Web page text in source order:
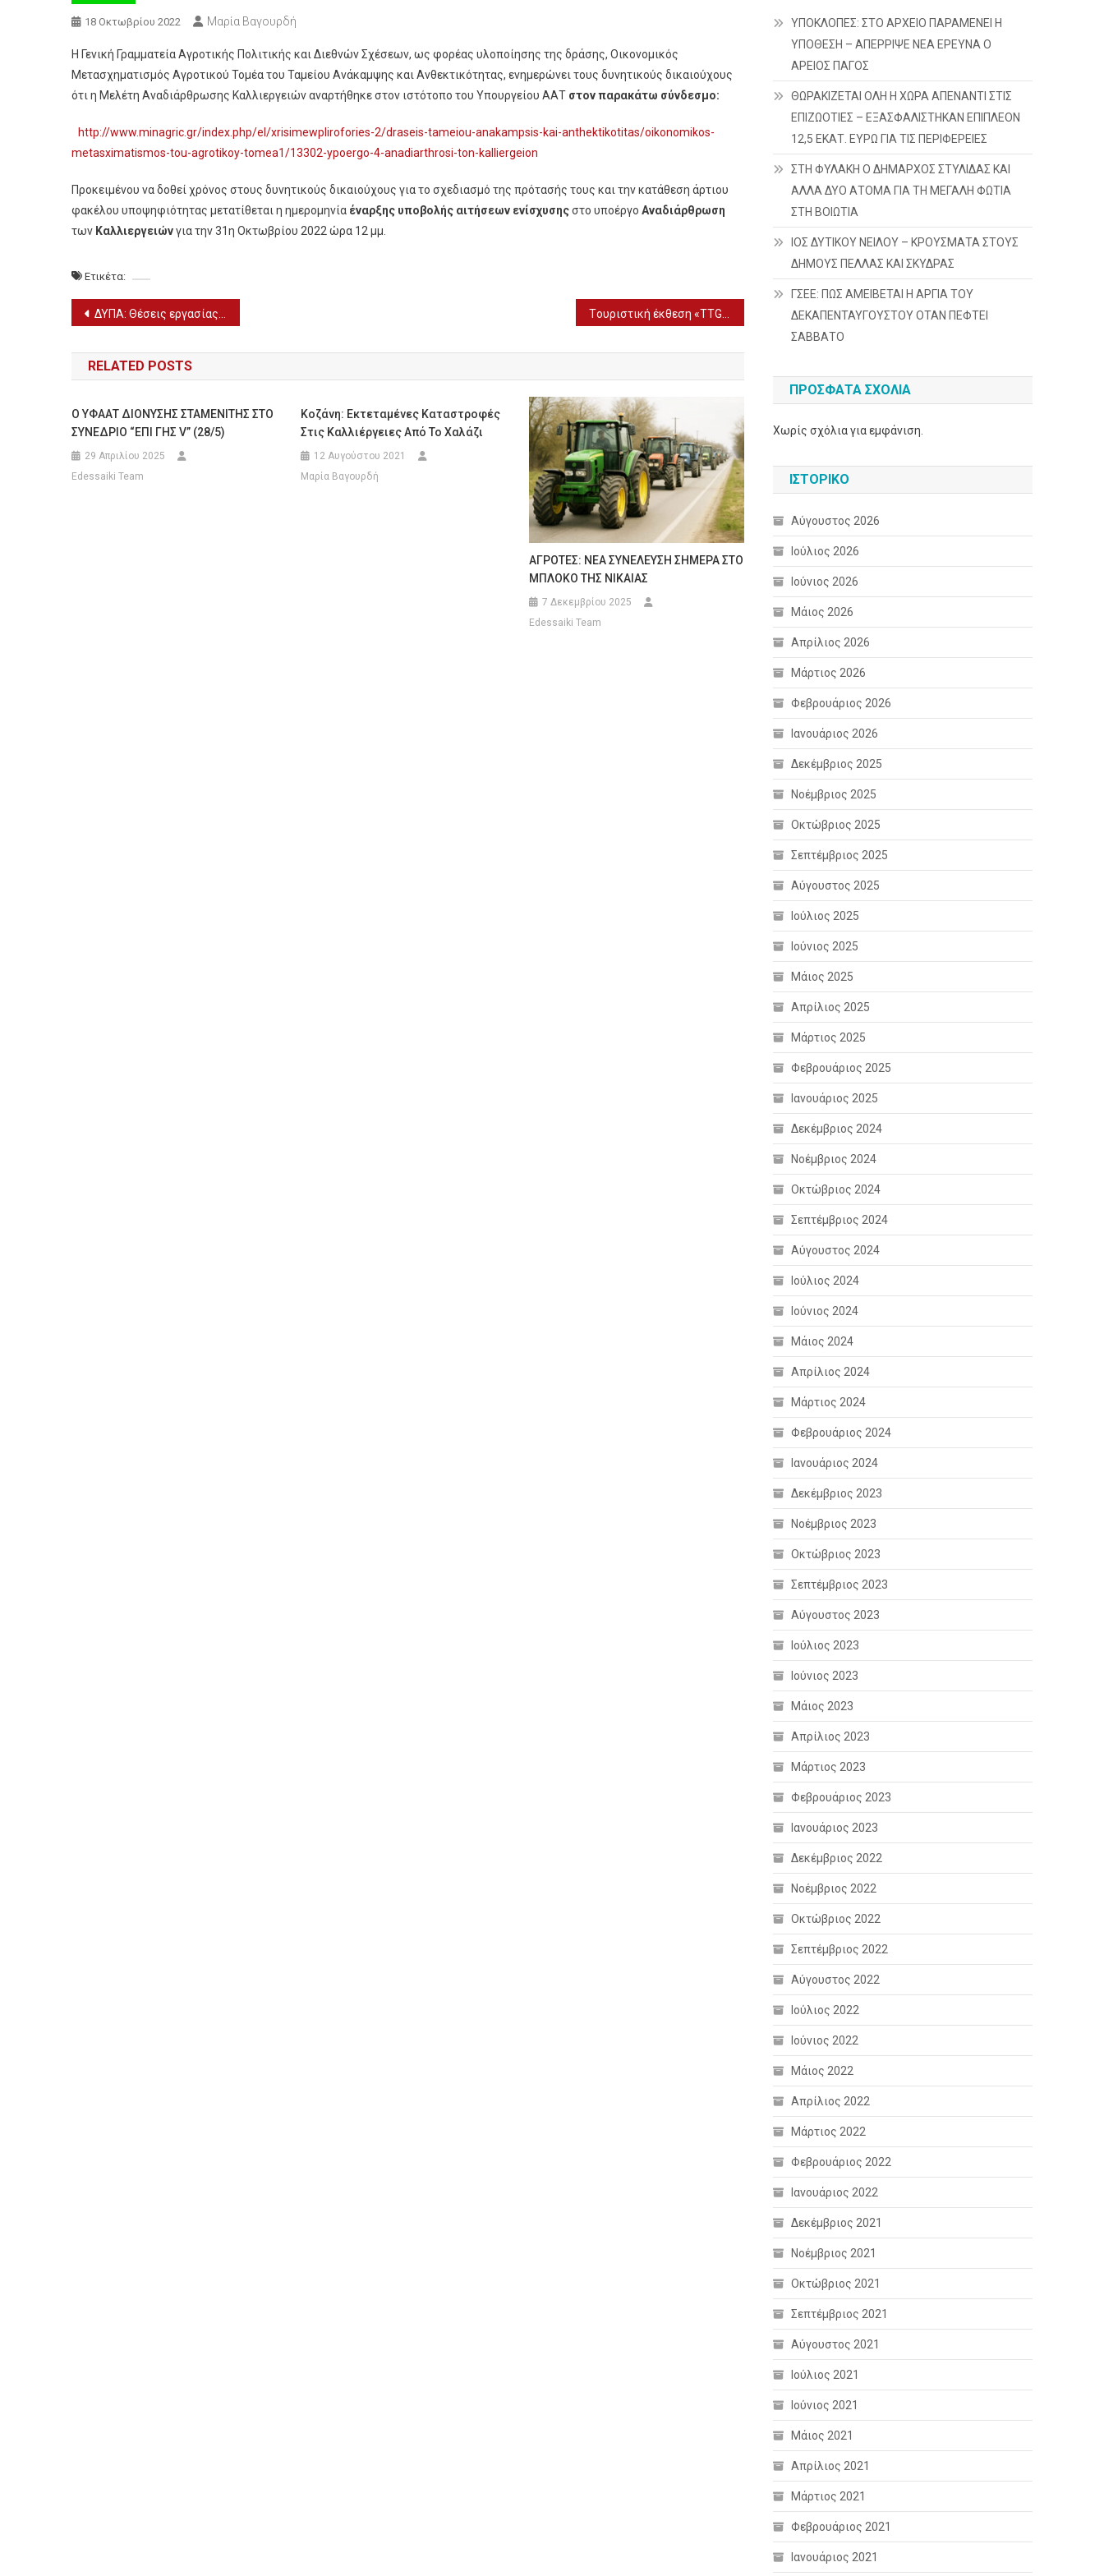
18 Οκτωβρίου 2022 Μαρία Βαγουρδή
Η Γενική Γραμματεία Αγροτικής Πολιτικής και Διεθνών Σχέσεων, ως φορέας υλοποίησης της δράσης, Οικονομικός
Μετασχηματισμός Αγροτικού Τομέα του Ταμείου Ανάκαμψης και Ανθεκτικότητας, ενημερώνει τους δυνητικούς δικαιούχους
ότι η Μελέτη Αναδιάρθρωσης Καλλιεργειών αναρτήθηκε στον ιστότοπο του Υπουργείου ΑΑΤ στον παρακάτω σύνδεσμο:
http://www.minagric.gr/index.php/el/xrisimewplirofories-2/draseis-tameiou-anakampsis-kai-anthektikotitas/oikonomikos-
metasximatismos-tou-agrotikoy-tomea1/13302-ypoergo-4-anadiarthrosi-ton-kalliergeion
Προκειμένου να δοθεί χρόνος στους δυνητικούς δικαιούχους για το σχεδιασμό της πρότασής τους και την κατάθεση άρτιου
φακέλου υποψηφιότητας μετατίθεται η ημερομηνία έναρξης υποβολής αιτήσεων ενίσχυσηςστο υποέργο Αναδιάρθρωση
των Καλλιεργειώνγια την 31η Οκτωβρίου 2022 ώρα 12 μμ.
Ετικέτα:
Πλοήγηση
άρθρων
ΔΥΠΑ: Θέσεις εργασίας σε 26 Βρεφονηπιακούς Σταθμούς Tουριστική έκθεση «TTG TRAVEL EXPERIENCE 2022» στο Ρίμινι – Συμμετείχε η Περιφέρεια Κεντρικής Μακεδονίας
RELATED POSTS
Ο ΥΦΑΑΤ ΔΙΟΝΥΣΗΣ ΣΤΑΜΕΝΙΤΗΣ ΣΤΟ
ΣΥΝΕΔΡΙΟ “ΕΠΙ ΓΗΣ V” (28/5)
29 Απριλίου 2025
Edessaiki Team
Κοζάνη: Εκτεταμένες Καταστροφές
Στις Καλλιέργειες Από Το Χαλάζι
12 Αυγούστου 2021
Μαρία Βαγουρδή
ΑΓΡΟΤΕΣ: ΝΕΑ ΣΥΝΕΛΕΥΣΗ ΣΗΜΕΡΑ ΣΤΟ
ΜΠΛΟΚΟ ΤΗΣ ΝΙΚΑΙΑΣ
7 Δεκεμβρίου 2025
Edessaiki Team
ΥΠΟΚΛΟΠΕΣ: ΣΤΟ ΑΡΧΕΙΟ ΠΑΡΑΜΕΝΕΙ Η
ΥΠΟΘΕΣΗ – ΑΠΕΡΡΙΨΕ ΝΕΑ ΕΡΕΥΝΑ Ο
ΑΡΕΙΟΣ ΠΑΓΟΣ
ΘΩΡΑΚΙΖΕΤΑΙ ΟΛΗ Η ΧΩΡΑ ΑΠΕΝΑΝΤΙ ΣΤΙΣ
ΕΠΙΖΩΟΤΙΕΣ – ΕΞΑΣΦΑΛΙΣΤΗΚΑΝ ΕΠΙΠΛΕΟΝ
12,5 ΕΚΑΤ. ΕΥΡΩ ΓΙΑ ΤΙΣ ΠΕΡΙΦΕΡΕΙΕΣ
ΣΤΗ ΦΥΛΑΚΗ Ο ΔΗΜΑΡΧΟΣ ΣΤΥΛΙΔΑΣ ΚΑΙ
ΑΛΛΑ ΔΥΟ ΑΤΟΜΑ ΓΙΑ ΤΗ ΜΕΓΑΛΗ ΦΩΤΙΑ
ΣΤΗ ΒΟΙΩΤΙΑ
ΙΟΣ ΔΥΤΙΚΟΥ ΝΕΙΛΟΥ – ΚΡΟΥΣΜΑΤΑ ΣΤΟΥΣ
ΔΗΜΟΥΣ ΠΕΛΛΑΣ ΚΑΙ ΣΚΥΔΡΑΣ
ΓΣΕΕ: ΠΩΣ ΑΜΕΙΒΕΤΑΙ Η ΑΡΓΙΑ ΤΟΥ
ΔΕΚΑΠΕΝΤΑΥΓΟΥΣΤΟΥ ΟΤΑΝ ΠΕΦΤΕΙ
ΣΑΒΒΑΤΟ
ΠΡΌΣΦΑΤΑ ΣΧΌΛΙΑ
Χωρίς σχόλια για εμφάνιση.
ΙΣΤΟΡΙΚΌ
Αύγουστος 2026
Ιούλιος 2026
Ιούνιος 2026
Μάιος 2026
Απρίλιος 2026
Μάρτιος 2026
Φεβρουάριος 2026
Ιανουάριος 2026
Δεκέμβριος 2025
Νοέμβριος 2025
Οκτώβριος 2025
Σεπτέμβριος 2025
Αύγουστος 2025
Ιούλιος 2025
Ιούνιος 2025
Μάιος 2025
Απρίλιος 2025
Μάρτιος 2025
Φεβρουάριος 2025
Ιανουάριος 2025
Δεκέμβριος 2024
Νοέμβριος 2024
Οκτώβριος 2024
Σεπτέμβριος 2024
Αύγουστος 2024
Ιούλιος 2024
Ιούνιος 2024
Μάιος 2024
Απρίλιος 2024
Μάρτιος 2024
Φεβρουάριος 2024
Ιανουάριος 2024
Δεκέμβριος 2023
Νοέμβριος 2023
Οκτώβριος 2023
Σεπτέμβριος 2023
Αύγουστος 2023
Ιούλιος 2023
Ιούνιος 2023
Μάιος 2023
Απρίλιος 2023
Μάρτιος 2023
Φεβρουάριος 2023
Ιανουάριος 2023
Δεκέμβριος 2022
Νοέμβριος 2022
Οκτώβριος 2022
Σεπτέμβριος 2022
Αύγουστος 2022
Ιούλιος 2022
Ιούνιος 2022
Μάιος 2022
Απρίλιος 2022
Μάρτιος 2022
Φεβρουάριος 2022
Ιανουάριος 2022
Δεκέμβριος 2021
Νοέμβριος 2021
Οκτώβριος 2021
Σεπτέμβριος 2021
Αύγουστος 2021
Ιούλιος 2021
Ιούνιος 2021
Μάιος 2021
Απρίλιος 2021
Μάρτιος 2021
Φεβρουάριος 2021
Ιανουάριος 2021